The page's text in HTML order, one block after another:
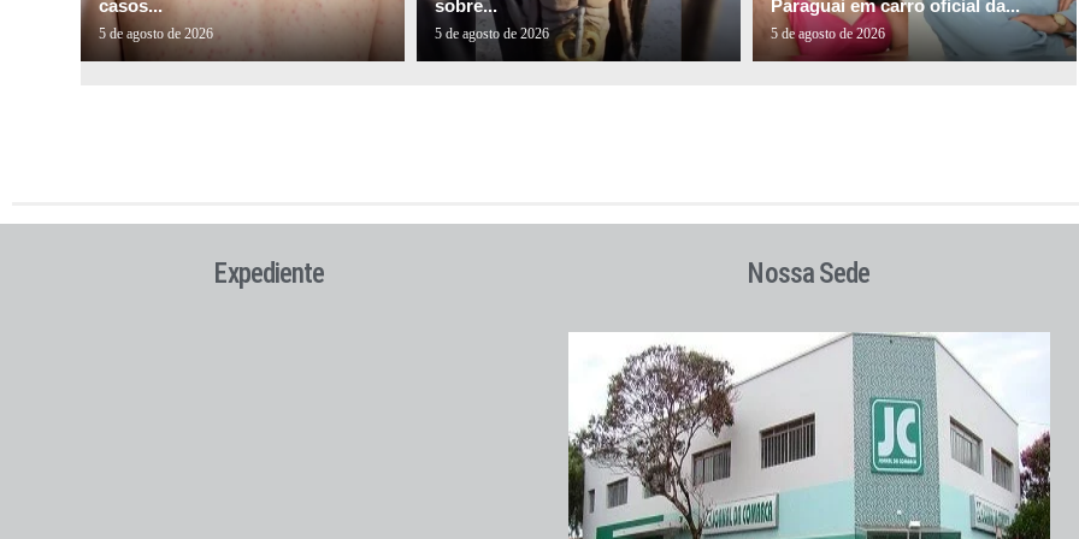
casos...
5 de agosto de 2026
sobre...
5 de agosto de 2026
Paraguai em carro oficial da...
5 de agosto de 2026
Expediente Nossa Sede